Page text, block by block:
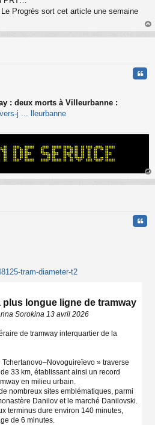
Progrès sort cet article une semaine
au
: deux morts à Villeurbanne :
j ... lleurbanne
au
tram-diameter-t2
plus longue ligne de tramway
Sorokina 13 avril 2026
de tramway interquartier de la
» traverse
33 km, établissant ainsi un record
en milieu urbain.
nombreux sites emblématiques, parmi
Danilov et le marché Danilovski.
terminus dure environ 140 minutes,
de 6 minutes.